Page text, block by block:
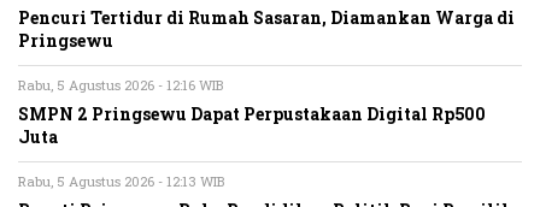
Pencuri Tertidur di Rumah Sasaran, Diamankan Warga di
Pringsewu
Rabu, 5 Agustus 2026 - 12:16 WIB
SMPN 2 Pringsewu Dapat Perpustakaan Digital Rp500
Juta
Rabu, 5 Agustus 2026 - 12:13 WIB